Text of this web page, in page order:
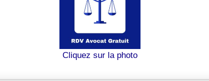
Cliquez sur la photo